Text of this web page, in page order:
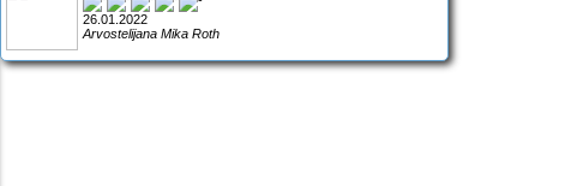
26.01.2022
Arvostelijana Mika Roth